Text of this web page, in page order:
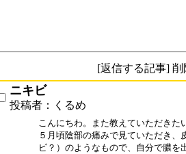
[返信する記事]
ニキビ
投稿者：くるめ
こんにちわ。また教えていただきた
５月頃陰部の痛みで見ていただき、
ビ？）のようなもので、自分で膿を